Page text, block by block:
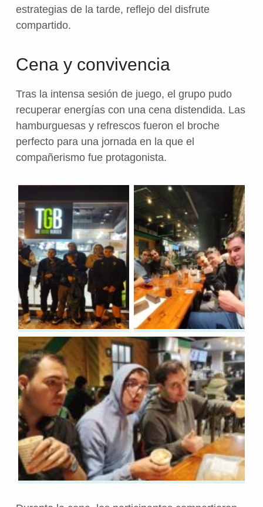
estrategias de la tarde, reflejo del disfrute
compartido.
Cena y convivencia
Tras la intensa sesión de juego, el grupo pudo
recuperar energías con una cena distendida. Las
hamburguesas y refrescos fueron el broche
perfecto para una jornada en la que el
compañerismo fue protagonista.